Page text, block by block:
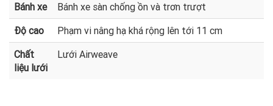
Bánh xe
Bánh xe sàn chống ồn và trơn trượt
Độ cao
Phạm vi nâng hạ khá rộng lên tới 11 cm
Chất
liệu lưới
Lưới Airweave